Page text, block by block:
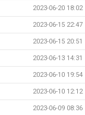
2023-06-20 18:02
2023-06-15 22:47
2023-06-15 20:51
2023-06-13 14:31
2023-06-10 19:54
2023-06-10 12:12
2023-06-09 08:36